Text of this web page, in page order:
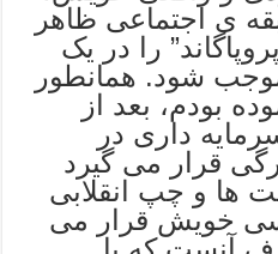
ی اجتماعی ظاهر
را در یک
شود. همانطور
بودم، بعد از
داری در
قرار می گیرد
ها و چپ انقلابی
خویش قرار می